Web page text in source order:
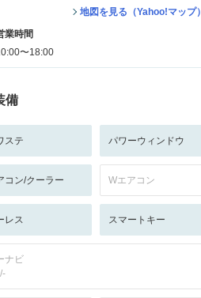
地図を見る（Yahoo!マップ）
業時間
〜18:00
備
ステ パワーウィンドウ
コン/クーラー Wエアコン
レス スマートキー
ナビ